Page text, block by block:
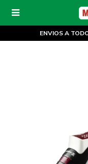

ENVIOS A